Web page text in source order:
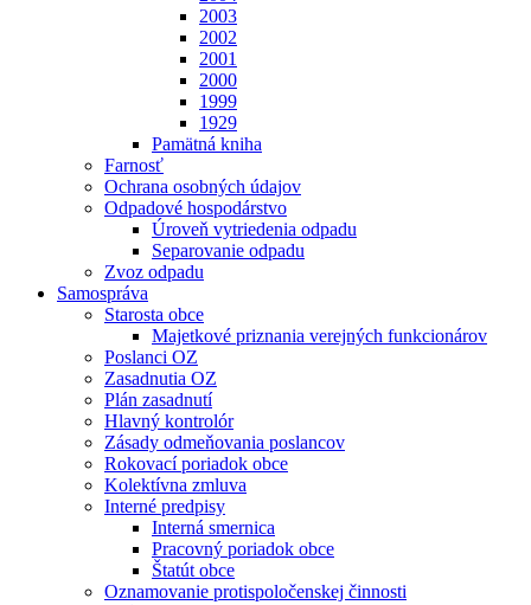
2003
2002
2001
2000
1999
1929
Pamätná kniha
Farnosť
Ochrana osobných údajov
Odpadové hospodárstvo
Úroveň vytriedenia odpadu
Separovanie odpadu
Zvoz odpadu
Samospráva
Starosta obce
Majetkové priznania verejných funkcionárov
Poslanci OZ
Zasadnutia OZ
Plán zasadnutí
Hlavný kontrolór
Zásady odmeňovania poslancov
Rokovací poriadok obce
Kolektívna zmluva
Interné predpisy
Interná smernica
Pracovný poriadok obce
Štatút obce
Oznamovanie protispoločenskej činnosti